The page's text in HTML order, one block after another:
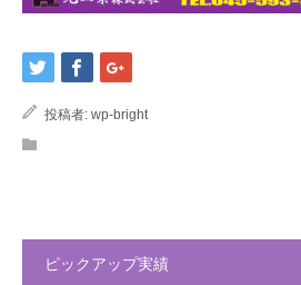
投稿者: wp-bright
ピックアップ実績